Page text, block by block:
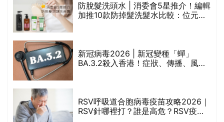
防脫髮洗頭水 | 消委會5星推介！編輯
加推10款防掉髮洗髮水比較：位元
新冠病毒2026 | 新冠變種「蟬」
BA.3.2殺入香港！症狀、傳播、風險
RSV呼吸道合胞病毒疫苗攻略2026｜
RSV針哪裡打？誰是高危？RSV疫苗